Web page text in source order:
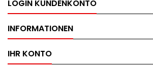
LOGIN KUNDENKONTO
INFORMATIONEN
IHR KONTO